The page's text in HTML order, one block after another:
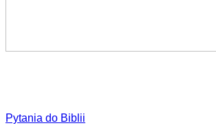
Pytania do Biblii